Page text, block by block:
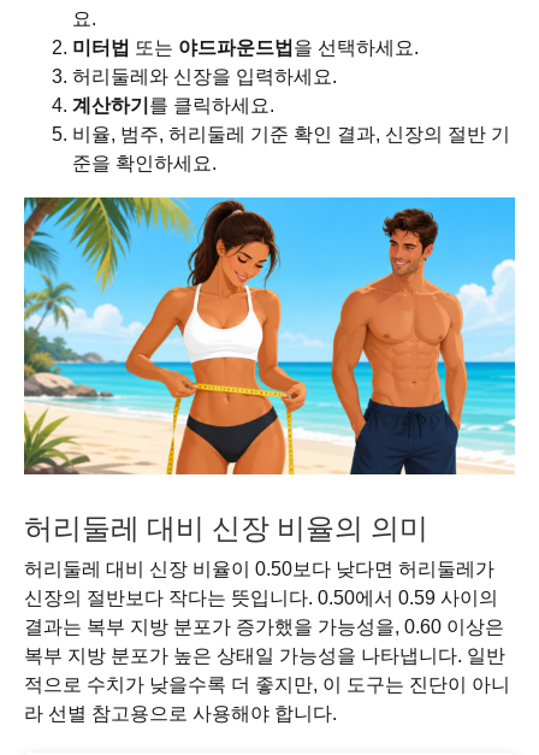
요.
미터법 또는 야드파운드법 을 선택하세요.
허리둘레와 신장을 입력하세요.
계산하기 를 클릭하세요.
비율, 범주, 허리둘레 기준 확인 결과, 신장의 절반 기
준을 확인하세요.
허리둘레 대비 신장 비율의 의미
허리둘레 대비 신장 비율이 0.50보다 낮다면 허리둘레가
신장의 절반보다 작다는 뜻입니다. 0.50에서 0.59 사이의
결과는 복부 지방 분포가 증가했을 가능성을, 0.60 이상은
복부 지방 분포가 높은 상태일 가능성을 나타냅니다. 일반
적으로 수치가 낮을수록 더 좋지만, 이 도구는 진단이 아니
라 선별 참고용으로 사용해야 합니다.